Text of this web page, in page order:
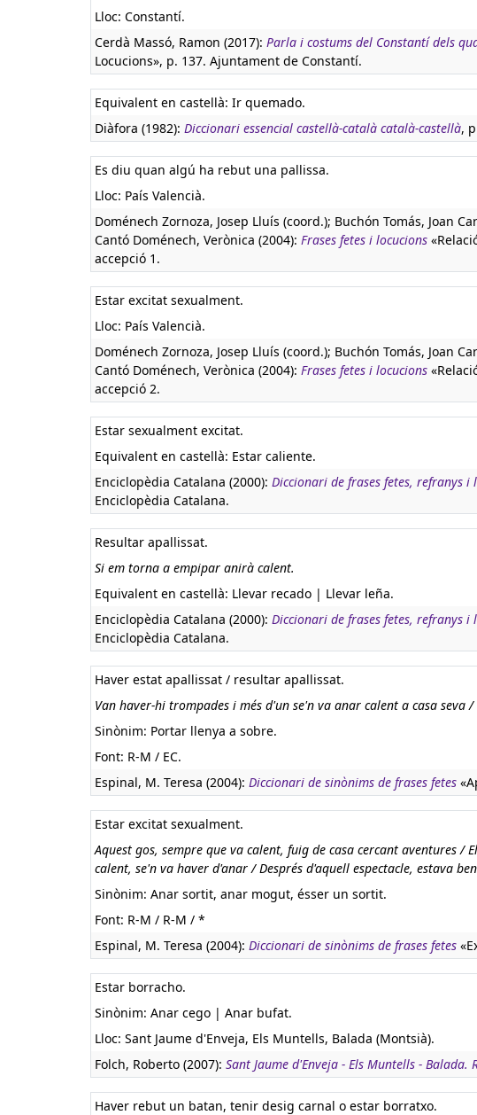
Lloc: Constantí.
Cerdà Massó, Ramon (2017): Parla i costums del Constantí dels
Locucions», p. 137. Ajuntament de Constantí.
Equivalent en castellà: Ir quemado.
Diàfora (1982): Diccionari essencial castellà-català català-castellà,
Es diu quan algú ha rebut una pallissa.
Lloc: País Valencià.
Doménech Zornoza, Josep Lluís (coord.); Buchón Tomás, Joan
Cantó Doménech, Verònica (2004): Frases fetes i locucions
accepció 1.
Estar excitat sexualment.
Lloc: País Valencià.
Doménech Zornoza, Josep Lluís (coord.); Buchón Tomás, Joan
Cantó Doménech, Verònica (2004): Frases fetes i locucions
accepció 2.
Estar sexualment excitat.
Equivalent en castellà: Estar caliente.
Enciclopèdia Catalana (2000): Diccionari de frases fetes, refranys
Enciclopèdia Catalana.
Resultar apallissat.
Si em torna a empipar anirà calent.
Equivalent en castellà: Llevar recado | Llevar leña.
Enciclopèdia Catalana (2000): Diccionari de frases fetes, refranys
Enciclopèdia Catalana.
Haver estat apallissat / resultar apallissat.
Van haver-hi trompades i més d'un se'n va anar calent a casa seva
Sinònim: Portar llenya a sobre.
Font: R-M / EC.
Espinal, M. Teresa (2004): Diccionari de sinònims de frases fetes
Estar excitat sexualment.
Aquest gos, sempre que va calent, fuig de casa cercant aventures
calent, se'n va haver d'anar / Després d'aquell espectacle, estava
Sinònim: Anar sortit, anar mogut, ésser un sortit.
Font: R-M / R-M / *
Espinal, M. Teresa (2004): Diccionari de sinònims de frases fetes
Estar borracho.
Sinònim: Anar cego | Anar bufat.
Lloc: Sant Jaume d'Enveja, Els Muntells, Balada (Montsià).
Folch, Roberto (2007): Sant Jaume d'Enveja - Els Muntells - Balada.
Haver rebut un batan, tenir desig carnal o estar borratxo.